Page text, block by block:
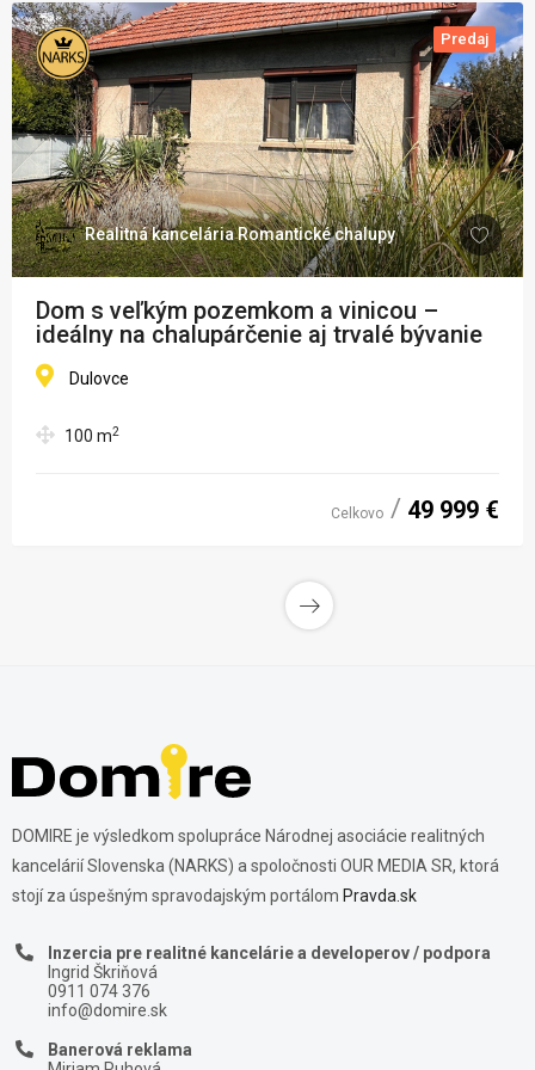
Predaj
Realitná kancelária Romantické chalupy
Dom s veľkým pozemkom a vinicou –
ideálny na chalupárčenie aj trvalé bývanie
Dulovce
100 m2
Celkovo 49 999 €
DOMIRE je výsledkom spolupráce Národnej asociácie realitných
kancelárií Slovenska (NARKS) a spoločnosti OUR MEDIA SR, ktorá
stojí za úspešným spravodajským portálom Pravda.sk
Inzercia pre realitné kancelárie a developerov / podpora
Ingrid Škriňová
0911 074 376
info@domire.sk
Banerová reklama